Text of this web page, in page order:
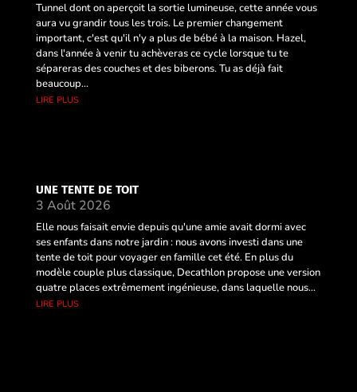
Tunnel dont on aperçoit la sortie lumineuse, cette année vous
aura vu grandir tous les trois. Le premier changement
important, c'est qu'il n'y a plus de bébé à la maison. Hazel,
dans l'année à venir tu achèveras ce cycle lorsque tu te
sépareras des couches et des biberons. Tu as déjà fait
beaucoup...
lire plus
UNE TENTE DE TOIT
3 Août 2026
Elle nous faisait envie depuis qu'une amie avait dormi avec
ses enfants dans notre jardin : nous avons investi dans une
tente de toit pour voyager en famille cet été. En plus du
modèle couple plus classique, Decathlon propose une version
quatre places extrêmement ingénieuse, dans laquelle nous...
lire plus